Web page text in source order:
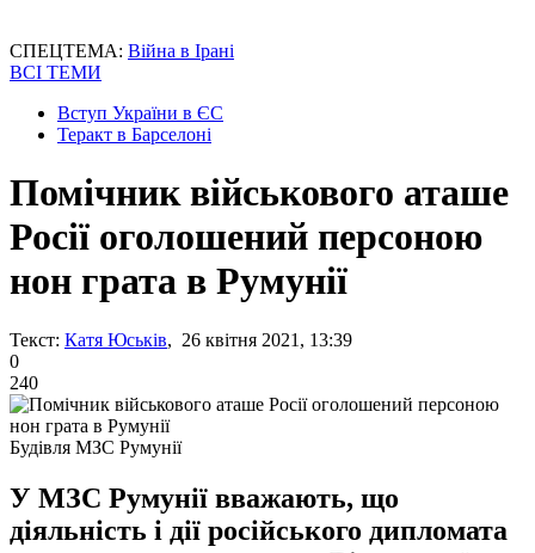
СПЕЦТЕМА: Війна в Ірані
ВСІ ТЕМИ
Вступ України в ЄС
Теракт в Барселоні
Помічник військового аташе
Росії оголошений персоною
нон грата в Румунії
Текст: Катя Юськів, 26 квітня 2021, 13:39
0
240
Будівля МЗС Румунії
У МЗС Румунії вважають, що
діяльність і дії російського дипломата